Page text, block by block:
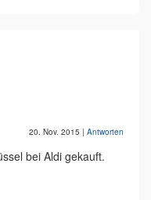
20. Nov. 2015 | Antworten
bei Aldi gekauft.